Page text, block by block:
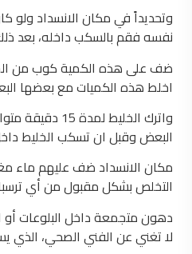
وتحديداً في مكان الانسداد ولو
نفسه فقم بالسكب داخله، بعد ذلك
ضف على هذه الكمية كوب من
اخلط هذه الكميات مع بعضها
واترك الخليط لمدة
البعض وقبل ان تسكب الخليط داخل
مكان الانسداد ضف عليهم ماء
التخلص بشكل مقبول من أي
دهون متجمعة داخل البلوعات أو
لا تغني عن الفني الصحي، الذي